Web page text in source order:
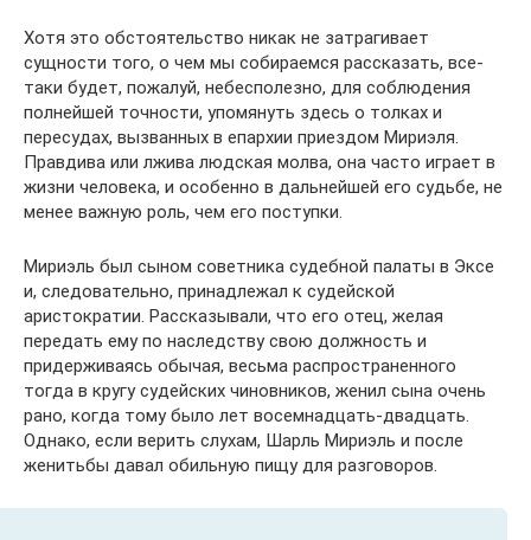
Хотя это обстоятельство никак не затрагивает
сущности того, о чем мы собираемся рассказать, все-
таки будет, пожалуй, небесполезно, для соблюдения
полнейшей точности, упомянуть здесь о толках и
пересудах, вызванных в епархии приездом Мириэля.
Правдива или лжива людская молва, она часто играет в
жизни человека, и особенно в дальнейшей его судьбе, не
менее важную роль, чем его поступки.
Мириэль был сыном советника судебной палаты в Эксе
и, следовательно, принадлежал к судейской
аристократии. Рассказывали, что его отец, желая
передать ему по наследству свою должность и
придерживаясь обычая, весьма распространенного
тогда в кругу судейских чиновников, женил сына очень
рано, когда тому было лет восемнадцать-двадцать.
Однако, если верить слухам, Шарль Мириэль и после
женитьбы давал обильную пищу для разговоров.